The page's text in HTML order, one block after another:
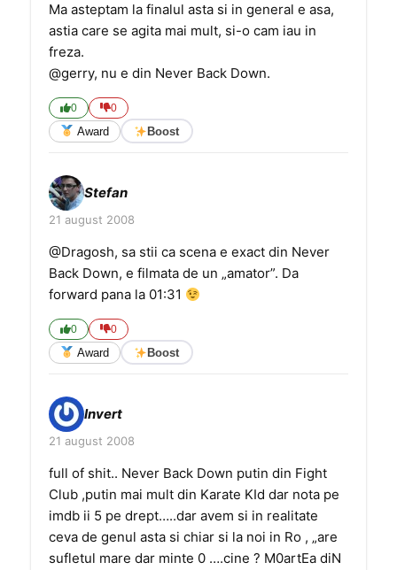
Ma asteptam la finalul asta si in general e asa,
astia care se agita mai mult, si-o cam iau in
freza.
@gerry, nu e din Never Back Down.
0 0
Award Boost
Stefan
21 august 2008
@Dragosh, sa stii ca scena e exact din Never
Back Down, e filmata de un „amator”. Da
forward pana la 01:31
0 0
Award Boost
Invert
21 august 2008
full of shit.. Never Back Down putin din Fight
Club ,putin mai mult din Karate KId dar nota pe
imdb ii 5 pe drept…..dar avem si in realitate
ceva de genul asta si chiar si la noi in Ro , „are
sufletul mare dar minte 0 ….cine ? M0artEa diN